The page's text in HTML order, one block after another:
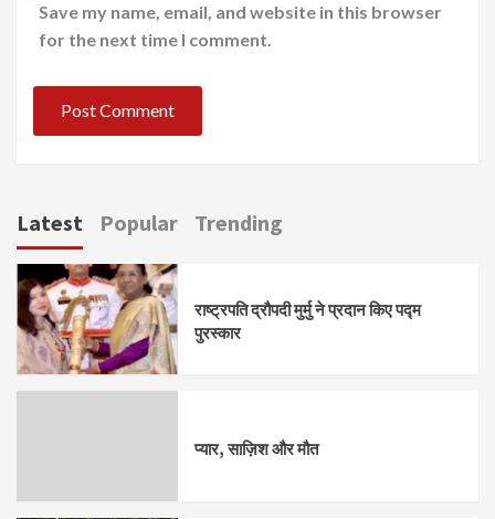
Save my name, email, and website in this browser
for the next time I comment.
Latest Popular Trending
राष्ट्रपति द्रौपदी मुर्मु ने प्रदान किए पद्म
पुरस्कार
प्यार, साज़िश और मौत